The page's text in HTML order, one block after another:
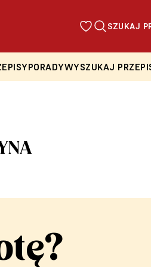
SZUKAJ
PORADYWYSZUKAJ